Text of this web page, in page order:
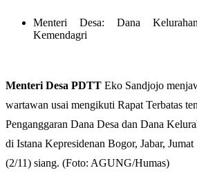
Menteri Desa: Dana
Kemendagri
Menteri Desa PDTT Eko Sandjojo
wartawan usai mengikuti Rapat Terbatas
Penganggaran Dana Desa dan Dana
di Istana Kepresidenan Bogor, Jabar, Jumat
(2/11) siang. (Foto: AGUNG/Humas)